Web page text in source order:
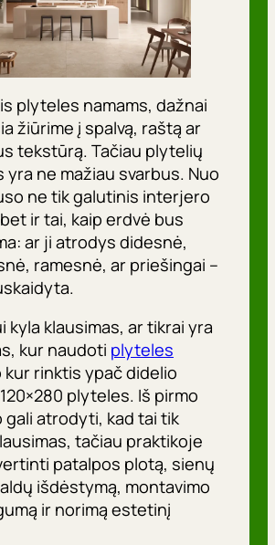
plyteles namams, dažnai
žiūrime į spalvą, raštą ar
tekstūrą. Tačiau plytelių
yra ne mažiau svarbus. Nuo
ne tik galutinis interjero
ir tai, kaip erdvė bus
ar ji atrodys didesnė,
ramesnė, ar priešingai –
kyla klausimas, ar tikrai yra
kur naudoti plyteles
kur rinktis ypač didelio
plyteles. Iš pirmo
gali atrodyti, kad tai tik
tačiau praktikoje
patalpos plotą, sienų
išdėstymą, montavimo
ir norimą estetinį